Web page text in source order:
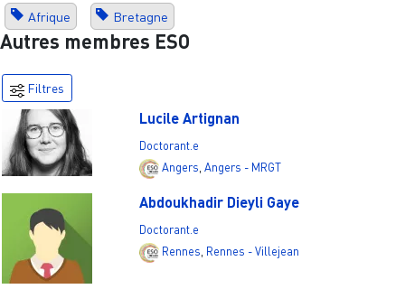
Afrique Bretagne
Autres membres ESO
Filtres
Lucile Artignan
Doctorant.e
Angers, Angers - MRGT
Abdoukhadir Dieyli Gaye
Doctorant.e
Rennes Rennes - Villejean